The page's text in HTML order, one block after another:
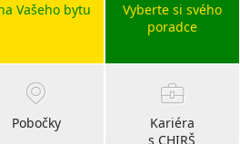
Vašeho bytu
Vyberte si svého
poradce
Pobočky
Kariéra
s CHIRŠ